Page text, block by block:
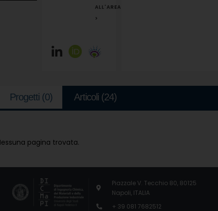
ALL'AREA
>
Progetti (0) Articoli (24)
pagina trovata.
Piazzale V. Tecchio 80, 80125
Napoli, ITALIA
+ 39 081 7682512